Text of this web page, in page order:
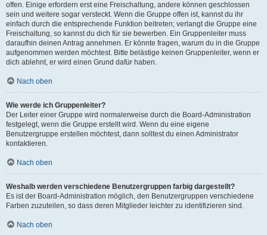
offen. Einige erfordern erst eine Freischaltung, andere können geschlossen
sein und weitere sogar versteckt. Wenn die Gruppe offen ist, kannst du ihr
einfach durch die entsprechende Funktion beitreten; verlangt die Gruppe eine
Freischaltung, so kannst du dich für sie bewerben. Ein Gruppenleiter muss
daraufhin deinen Antrag annehmen. Er könnte fragen, warum du in die Gruppe
aufgenommen werden möchtest. Bitte belästige keinen Gruppenleiter, wenn er
dich ablehnt, er wird einen Grund dafür haben.
Nach oben
Wie werde ich Gruppenleiter?
Der Leiter einer Gruppe wird normalerweise durch die Board-Administration
festgelegt, wenn die Gruppe erstellt wird. Wenn du eine eigene
Benutzergruppe erstellen möchtest, dann solltest du einen Administrator
kontaktieren.
Nach oben
Weshalb werden verschiedene Benutzergruppen farbig dargestellt?
Es ist der Board-Administration möglich, den Benutzergruppen verschiedene
Farben zuzuteilen, so dass deren Mitglieder leichter zu identifizieren sind.
Nach oben